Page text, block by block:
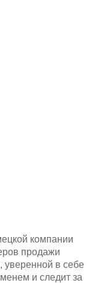
компании
продажи
уверенной в себе
и следит за